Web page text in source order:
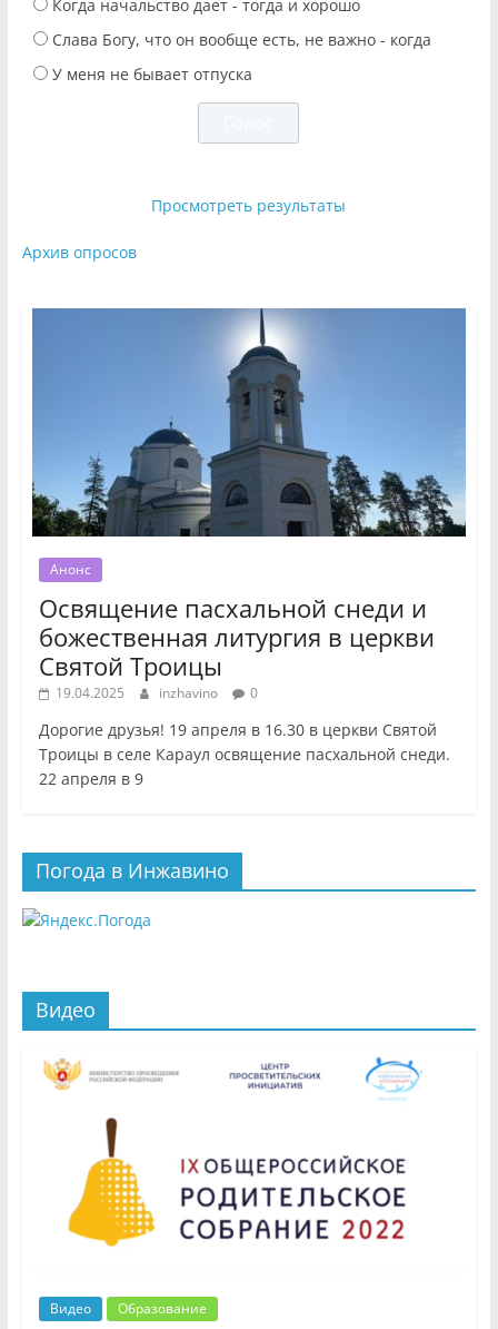
Когда начальство дает - тогда и хорошо
Слава Богу, что он вообще есть, не важно - когда
У меня не бывает отпуска
Просмотреть результаты
Архив опросов
Анонс
Освящение пасхальной снеди и
божественная литургия в церкви
Святой Троицы
19.04.2025 inzhavino 0
Дорогие друзья! 19 апреля в 16.30 в церкви Святой
Троицы в селе Караул освящение пасхальной снеди.
22 апреля в 9
Погода в Инжавино
Видео
Видео Образование